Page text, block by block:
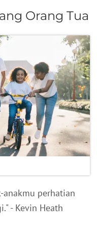
Orang Tua
anakmu perhatian
- Kevin Heath